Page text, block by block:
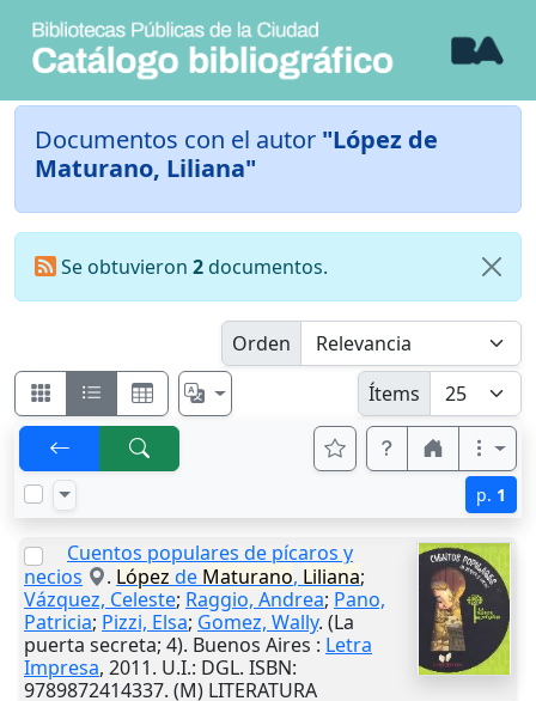
Documentos con el autor "López de
Maturano, Liliana"
Se obtuvieron 2documentos.
Orden
Ítems
p. 1
Cuentos populares de pícaros y
necios
. López de Maturano, Liliana;
Vázquez, Celeste; Raggio, Andrea; Pano,
Patricia; Pizzi, Elsa; Gomez, Wally. (La
puerta secreta; 4). Buenos Aires : Letra
Impresa, 2011. U.I.: DGL. ISBN:
9789872414337. (M) LITERATURA